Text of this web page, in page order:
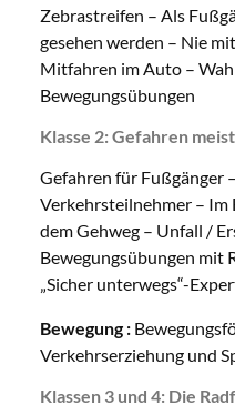
Zebrastreifen – Als
gesehen werden – Nie
Mitfahren im Auto –
Bewegungsübungen
Klasse 2: Gefahren
Gefahren für Fußgänger
Verkehrsteilnehmer – Im
dem Gehweg – Unfall /
Bewegungsübungen mit
„Sicher unterwegs“-
Bewegung :
Verkehrserziehung und
Klassen 3 und 4: Die